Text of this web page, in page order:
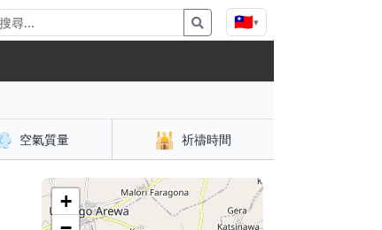
🇹🇼▾
空氣質量 🕌 祈禱時間
+